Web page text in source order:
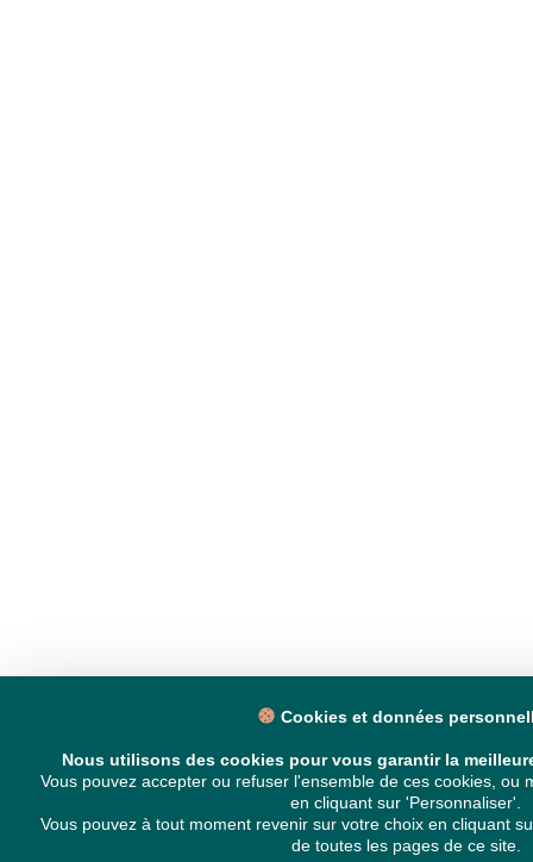
Cookies et données
Nous utilisons des cookies pour vous garantir la
Vous pouvez accepter ou refuser l'ensemble de ces cookies, ou
en cliquant sur 'Personnaliser'.
Vous pouvez à tout moment revenir sur votre choix en cliquant
de toutes les pages de ce site.